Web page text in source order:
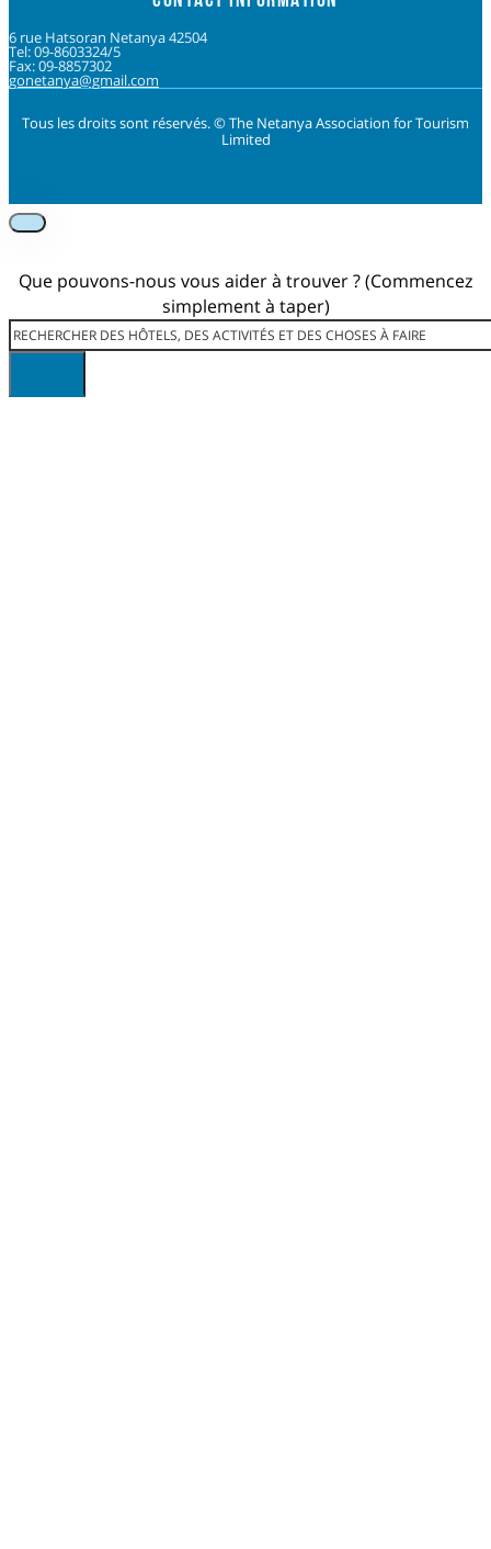
6 rue Hatsoran Netanya 42504
Tel: 09-8603324/5
Fax: 09-8857302
gonetanya@gmail.com
Tous les droits sont réservés. © The Netanya Association for Tourism
Limited
Que pouvons-nous vous aider à trouver ? (Commencez
simplement à taper)
Rechercher